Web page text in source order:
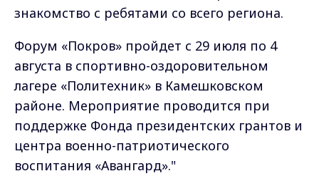
знакомство с ребятами со всего региона.
Форум «Покров» пройдет с 29 июля по 4
августа в спортивно-оздоровительном
лагере «Политехник» в Камешковском
районе. Мероприятие проводится при
поддержке Фонда президентских грантов и
центра военно-патриотического
воспитания «Авангард»."